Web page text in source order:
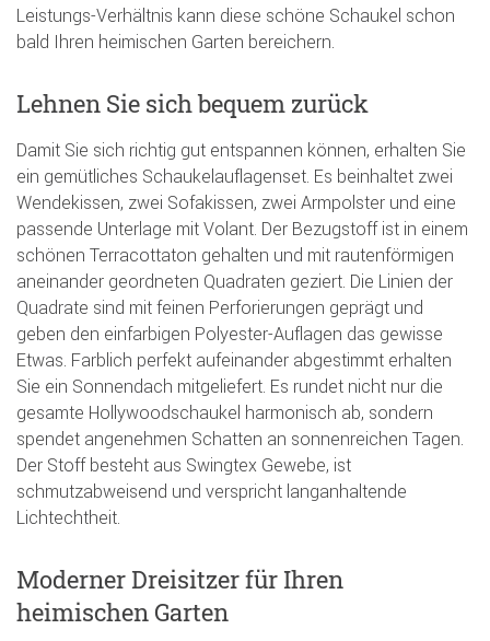
Leistungs-Verhältnis kann diese schöne Schaukel schon
bald Ihren heimischen Garten bereichern.
Lehnen Sie sich bequem zurück
Damit Sie sich richtig gut entspannen können, erhalten Sie
ein gemütliches Schaukelauflagenset. Es beinhaltet zwei
Wendekissen, zwei Sofakissen, zwei Armpolster und eine
passende Unterlage mit Volant. Der Bezugstoff ist in einem
schönen Terracottaton gehalten und mit rautenförmigen
aneinander geordneten Quadraten geziert. Die Linien der
Quadrate sind mit feinen Perforierungen geprägt und
geben den einfarbigen Polyester-Auflagen das gewisse
Etwas. Farblich perfekt aufeinander abgestimmt erhalten
Sie ein Sonnendach mitgeliefert. Es rundet nicht nur die
gesamte Hollywoodschaukel harmonisch ab, sondern
spendet angenehmen Schatten an sonnenreichen Tagen.
Der Stoff besteht aus Swingtex Gewebe, ist
schmutzabweisend und verspricht langanhaltende
Lichtechtheit.
Moderner Dreisitzer für Ihren
heimischen Garten